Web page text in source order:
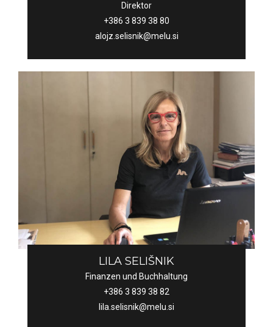
Direktor
+386 3 839 38 80
alojz.selisnik@melu.si
LILA SELIŠNIK
Finanzen und Buchhaltung
+386 3 839 38 82
lila.selisnik@melu.si